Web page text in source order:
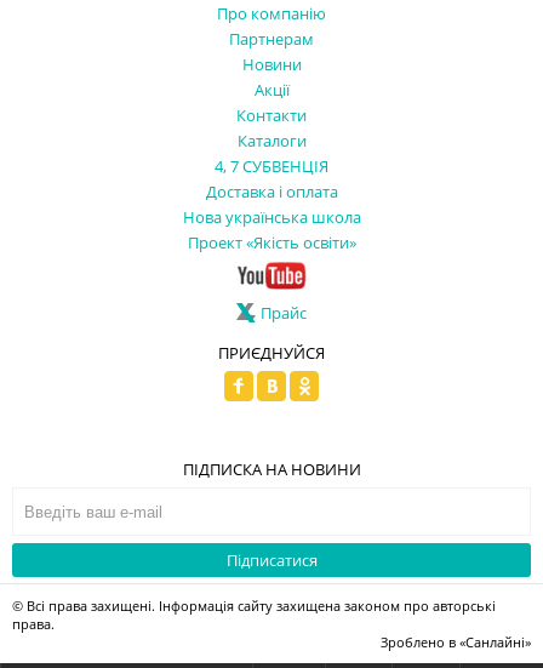
Про компанію
Партнерам
Новини
Акції
Контакти
Каталоги
4, 7 СУБВЕНЦІЯ
Доставка і оплата
Нова українська школа
Проект «Якість освіти»
Прайс
ПРИЄДНУЙСЯ
ПІДПИСКА НА НОВИНИ
Підписатися
© Всі права захищені. Інформація сайту захищена законом про авторські
права.
Зроблено в «Санлайні»